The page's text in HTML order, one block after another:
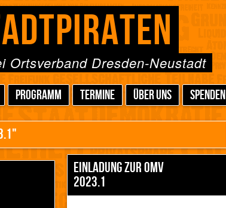
Ortsverband Dresden-Neustadt
PROGRAMM TERMINE ÜBER UNS SPENDEN
EINLADUNG ZUR OMV
2023.1